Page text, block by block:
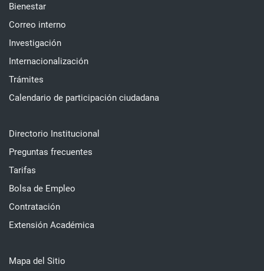
Bienestar
Correo interno
Investigación
Internacionalización
Trámites
Calendario de participación ciudadana
Directorio Institucional
Preguntas frecuentes
Tarifas
Bolsa de Empleo
Contratación
Extensión Académica
Mapa del Sitio